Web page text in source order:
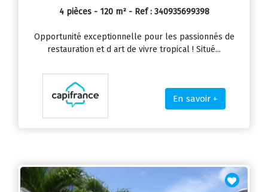
4 pièces - 120 m² - Ref : 340935699398
Opportunité exceptionnelle pour les passionnés de
restauration et d art de vivre tropical ! Situé...
En savoir +